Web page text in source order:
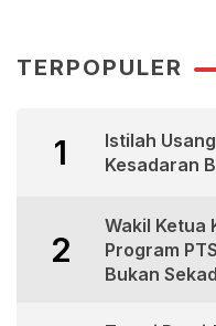
TERPOPULER
1
Istilah
Kesadaran
2
Wakil Ketua
Program
Bukan